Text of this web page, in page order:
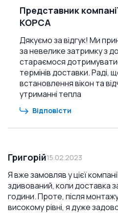
Представник
КОРСА
Дякуємо за відгук! Ми
за невелике затримку з
стараємося
термінів доставки. Раді,
встановлення вікон та
утриманні тепла
Відповісти
Григорій15.02.2023
Я вже замовляв у цієї
здивований, коли доставка
години. Проте, після
високому рівні, я дуже